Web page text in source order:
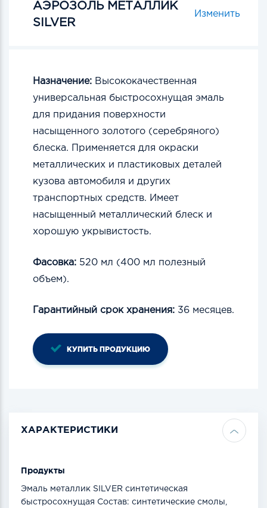
АЭРОЗОЛЬ МЕТАЛЛИК
SILVER
Изменить
Назначение: Высококачественная
универсальная быстросохнущая эмаль
для придания поверхности
насыщенного золотого (серебряного)
блеска. Применяется для окраски
металлических и пластиковых деталей
кузова автомобиля и других
транспортных средств. Имеет
насыщенный металлический блеск и
хорошую укрывистость.
Фасовка: 520 мл (400 мл полезный
объем).
Гарантийный срок хранения: 36 месяцев.
КУПИТЬ ПРОДУКЦИЮ
ХАРАКТЕРИСТИКИ
Продукты
Эмаль металлик SILVER синтетическая
быстросохнущая Состав: синтетические смолы,